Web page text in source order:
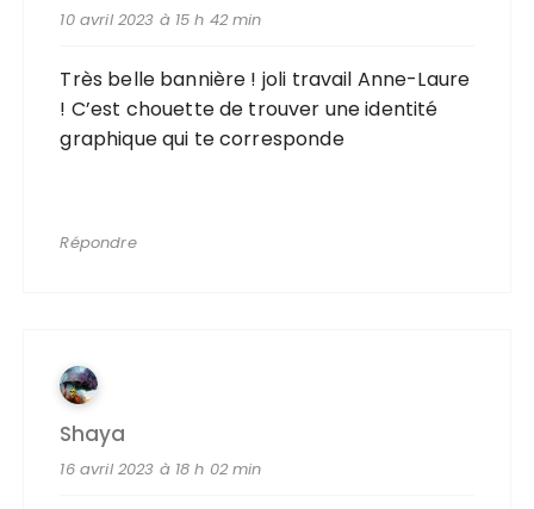
10 avril 2023 à 15 h 42 min
Très belle bannière ! joli travail Anne-Laure
! C’est chouette de trouver une identité
graphique qui te corresponde
Répondre
Shaya
16 avril 2023 à 18 h 02 min